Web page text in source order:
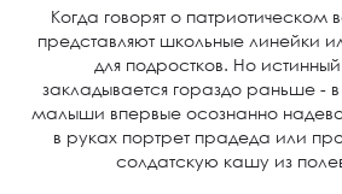
Когда говорят о патриотическом
представляют школьные линейки
для подростков. Но
закладывается гораздо раньше -
малыши впервые осознанно
в руках портрет прадеда или
солдатскую кашу из